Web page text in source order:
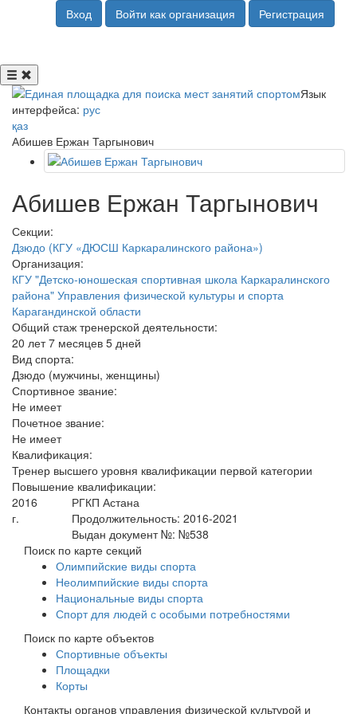
Вход Войти как организация Регистрация
Язык
интерфейса: рус
қаз
Абишев Ержан Таргынович
Абишев Ержан Таргынович
Секции:
Дзюдо (КГУ «ДЮСШ Каркаралинского района»)
Организация:
КГУ "Детско-юношеская спортивная школа Каркаралинского
района" Управления физической культуры и спорта
Карагандинской области
Общий стаж тренерской деятельности:
20 лет 7 месяцев 5 дней
Вид спорта:
Дзюдо (мужчины, женщины)
Спортивное звание:
Не имеет
Почетное звание:
Не имеет
Квалификация:
Тренер высшего уровня квалификации первой категории
Повышение квалификации:
2016
г.
РГКП Астана
Продолжительность: 2016-2021
Выдан документ №: №538
Поиск по карте секций
Олимпийские виды спорта
Неолимпийские виды спорта
Национальные виды спорта
Спорт для людей с особыми потребностями
Поиск по карте объектов
Спортивные объекты
Площадки
Корты
Контакты органов управления физической культурой и